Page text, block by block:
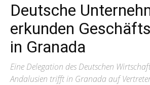
Deutsche
erkunden
in Granada
Eine Delegation des Deutschen
Andalusien trifft in Granada auf